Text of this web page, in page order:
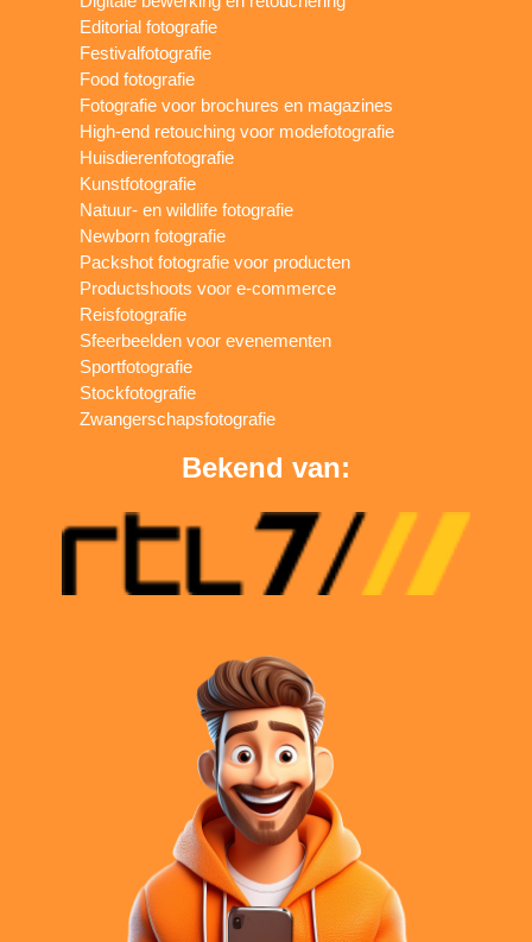
Editorial fotografie
Festivalfotografie
Food fotografie
Fotografie voor brochures en magazines
High-end retouching voor modefotografie
Huisdierenfotografie
Kunstfotografie
Natuur- en wildlife fotografie
Newborn fotografie
Packshot fotografie voor producten
Productshoots voor e-commerce
Reisfotografie
Sfeerbeelden voor evenementen
Sportfotografie
Stockfotografie
Zwangerschapsfotografie
Bekend van: